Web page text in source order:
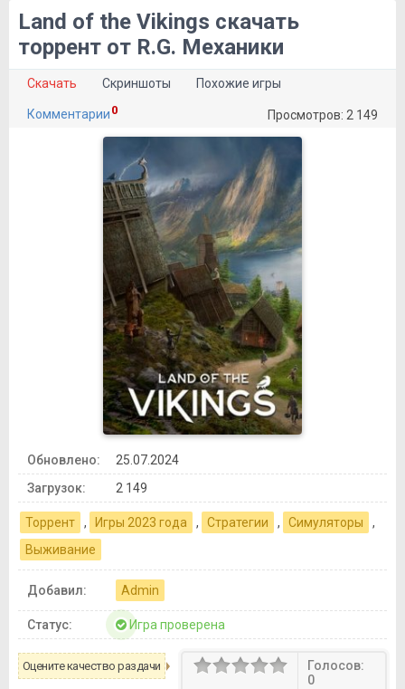
Land of the Vikings скачать
торрент от R.G. Механики
Скачать Скриншоты Похожие игры
Комментарии 0 Просмотров: 2 149
Обновлено:
25.07.2024
Загрузок:
2 149
Торрент , Игры 2023 года , Стратегии , Симуляторы
,
Выживание
Добавил: Admin
Статус: Игра проверена
Оцените качество раздачи
Голосов:
0